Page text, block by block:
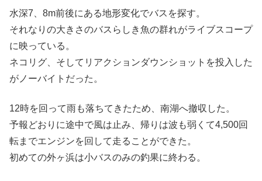
水深7、8m前後にある地形変化でバスを探す。
それなりの大きさのバスらしき魚の群れがライブスコープ
に映っている。
ネコリグ、そしてリアクションダウンショットを投入した
がノーバイトだった。
12時を回って雨も落ちてきたため、南湖へ撤収した。
予報どおりに途中で風は止み、帰りは波も弱くて4,500回
転までエンジンを回して走ることができた。
初めての外ヶ浜は小バスのみの釣果に終わる。